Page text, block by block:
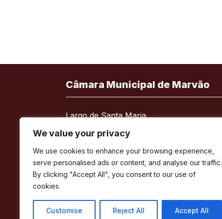
We value your privacy
We use cookies to enhance your browsing experience,
serve personalised ads or content, and analyse our traffic.
By clicking "Accept All", you consent to our use of
cookies.
Customise Reject All Accept All
Câmara Municipal de Marvão
Largo de Santa Maria
7330-101 Marvão
Fax: 245 909 526
E-mail: geral@cm-marvao.pt